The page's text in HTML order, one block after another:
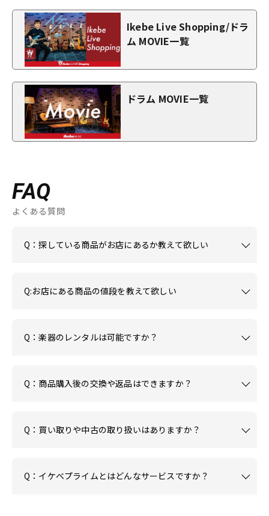
Ikebe Live Shopping/ドラ
ム MOVIE一覧
ドラム MOVIE一覧
FAQ
よくある質問
Q：探している商品がお店にあるか教えて欲しい
Q:お店にある商品の値段を教えて欲しい
Q：楽器のレンタルは可能ですか？
Q：商品購入後の交換や返品はできますか？
Q：買い取りや中古の取り扱いはありますか？
Q：イケベプライムとはどんなサービスですか？